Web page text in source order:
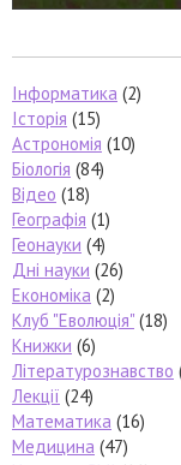
Інформатика (2)
Історія (15)
Астрономія (10)
Біологія (84)
Відео (18)
Географія (1)
Геонауки (4)
Дні науки (26)
Економіка (2)
Клуб "Еволюція" (18)
Книжки (6)
Літературознавство
Лекції (24)
Математика (16)
Медицина (47)